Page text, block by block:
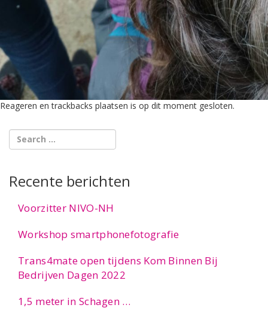
Reageren en trackbacks plaatsen is op dit moment gesloten.
Recente berichten
Voorzitter NIVO-NH
Workshop smartphonefotografie
Trans4mate open tijdens Kom Binnen Bij
Bedrijven Dagen 2022
1,5 meter in Schagen …